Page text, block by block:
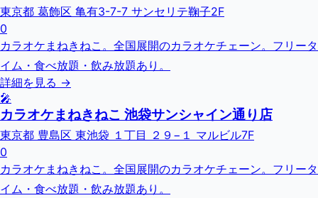
東京都 葛飾区 亀有3-7-7 サンセリテ鞠子2F
0
カラオケまねきねこ。全国展開のカラオケチェーン。フリータ
イム・食べ放題・飲み放題あり。
詳細を見る →
🎤
カラオケまねきねこ 池袋サンシャイン通り店
東京都 豊島区 東池袋 １丁目 ２９−１ マルビル7F
0
カラオケまねきねこ。全国展開のカラオケチェーン。フリータ
イム・食べ放題・飲み放題あり。